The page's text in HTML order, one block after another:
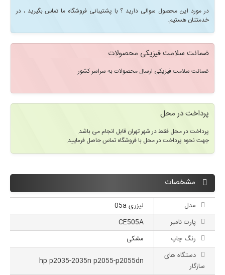
در مورد این محصول سوالی دارید ؟ با پشتیبانی فروشگاه ما تماس بگیرید ، در
خدمتتان هستیم.
ضمانت سلامت فیزیکی محصولات
ضمانت سلامت فیزیکی ارسال محصولات به سراسر کشور
پرداخت در محل
پرداخت در محل فقط در شهر تهران قابل انجام می باشد.
جهت نحوه پرداخت در محل با فروشگاه تماس حاصل فرمایید.
مشخصات
مدل
لیزری 05a
پارت نامبر
CE505A
رنگ چاپ
مشکی
دستگاه های
سازگار
hp p2035-2035n p2055-p2055dn